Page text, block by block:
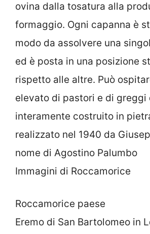
ovina dalla tosatura alla
formaggio. Ogni capanna è
modo da assolvere una
ed è posta in una posizione
rispetto alle altre. Può
elevato di pastori e di greggi
interamente costruito in
realizzato nel 1940 da
nome di Agostino Palumbo
Immagini di Roccamorice
Roccamorice paese
Eremo di San Bartolomeo in